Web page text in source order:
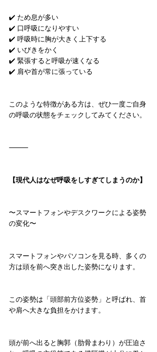
✔️ ため息が多い
✔️ 口呼吸になりやすい
✔️ 呼吸時に胸が大きく上下する
✔️ いびきをかく
✔️ 緊張すると呼吸が速くなる
✔️ 肩や首が常に張っている
このような特徴がある方は、ぜひ一度ご自身
の呼吸の状態をチェックしてみてください。
⸻
【現代人はなぜ呼吸をしすぎてしまうのか】
〜スマートフォンやデスクワークによる姿勢
の変化〜
スマートフォンやパソコンを見る時、多くの
方は頭を前へ突き出した姿勢になります。
この姿勢は「頭部前方位姿勢」と呼ばれ、首
や肩へ大きな負担をかけます。
頭が前へ出ると胸郭（肋骨まわり）が圧迫さ